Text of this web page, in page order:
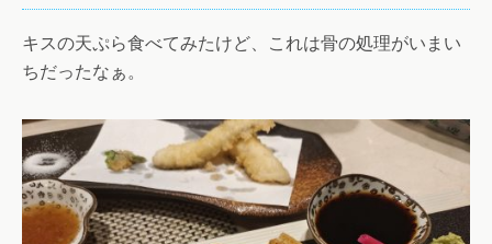
キスの天ぷら食べてみたけど、これは骨の処理がいまい
ちだったなぁ。